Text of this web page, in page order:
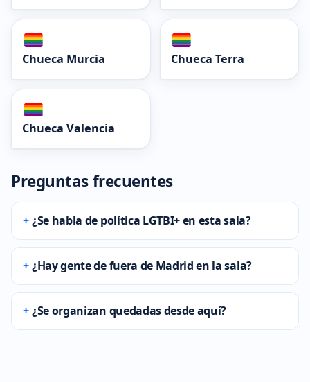
Chueca Murcia Chueca Terra
Chueca Valencia
Preguntas frecuentes
¿Se habla de política LGTBI+ en esta sala?
¿Hay gente de fuera de Madrid en la sala?
¿Se organizan quedadas desde aquí?